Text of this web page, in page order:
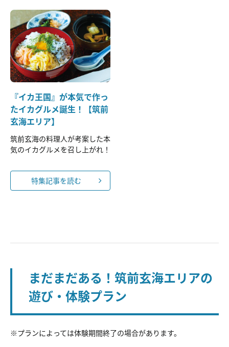
『イカ王国』が本気で作っ
たイカグルメ誕生！【筑前
玄海エリア】
筑前玄海の料理人が考案した本
気のイカグルメを召し上がれ！
特集記事を読む
まだまだある！筑前玄海エリアの
遊び・体験プラン
※プランによっては体験期間終了の場合があります。